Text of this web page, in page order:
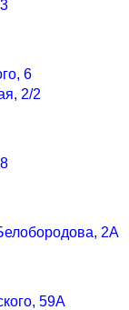
6
2/2
2А
59А